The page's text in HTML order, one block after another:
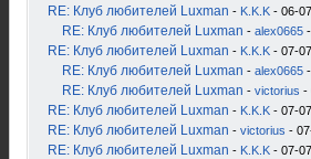
RE: Клуб любителей Luxman - K.K.K - 06-
RE: Клуб любителей Luxman - alex0665
RE: Клуб любителей Luxman - K.K.K - 07-
RE: Клуб любителей Luxman - alex0665
RE: Клуб любителей Luxman - victorius -
RE: Клуб любителей Luxman - K.K.K - 07-
RE: Клуб любителей Luxman - victorius -
RE: Клуб любителей Luxman - K.K.K - 07-